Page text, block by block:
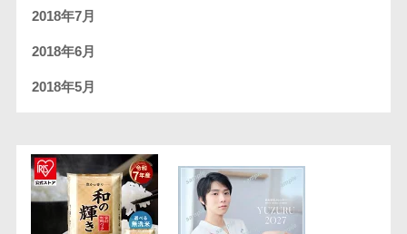
2018年7月
2018年6月
2018年5月